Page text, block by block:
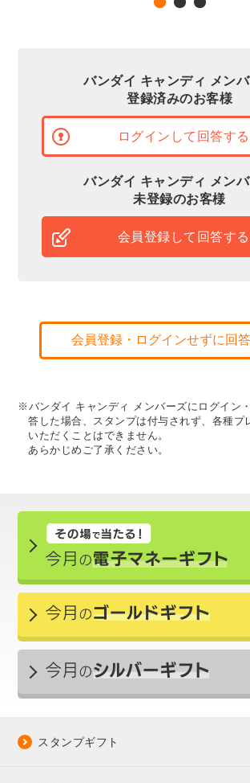
バンダイ キャンディ メン
登録済みのお客様
ログインして回答する
バンダイ キャンディ メン
未登録のお客様
会員登録して回答する
会員登録・ログインせずに回
※バンダイ キャンディ メンバーズにログイン
答した場合、スタンプは付与されず、各種プ
いただくことはできません。
あらかじめご了承ください。
スタンプギフト